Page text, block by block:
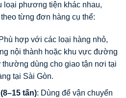
loại phương tiện khác nhau,
từng đơn hàng cụ thể:
hợp với các loại hàng nhỏ,
nội thành hoặc khu vực đường
thường dùng cho giao tận nơi tại
tại Sài Gòn.
tấn): Dùng để vận chuyển